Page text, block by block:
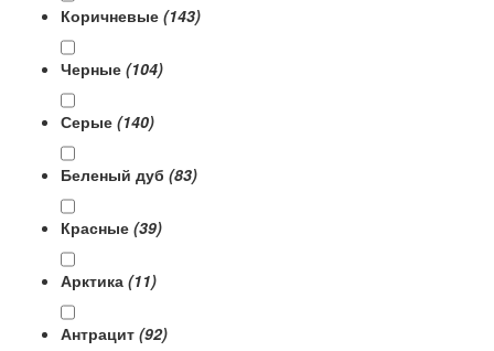
Коричневые (143)
Черные (104)
Серые (140)
Беленый дуб (83)
Красные (39)
Арктика (11)
Антрацит (92)